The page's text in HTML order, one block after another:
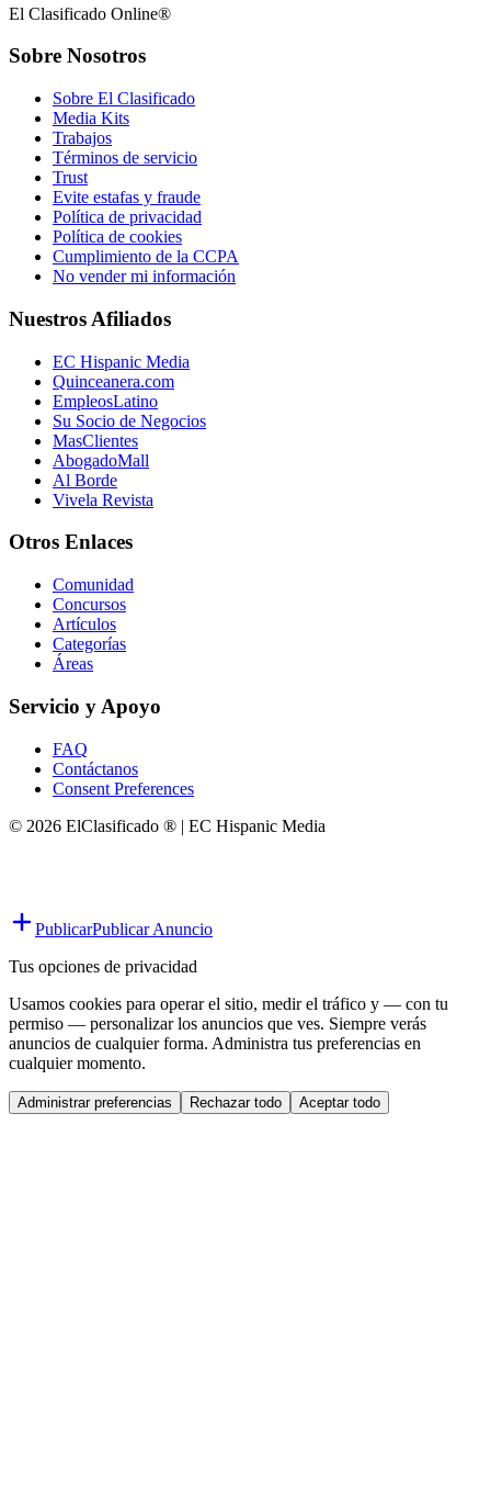
El Clasificado Online®
Sobre Nosotros
Sobre El Clasificado
Media Kits
Trabajos
Términos de servicio
Trust
Evite estafas y fraude
Política de privacidad
Política de cookies
Cumplimiento de la CCPA
No vender mi información
Nuestros Afiliados
EC Hispanic Media
Quinceanera.com
EmpleosLatino
Su Socio de Negocios
MasClientes
AbogadoMall
Al Borde
Vivela Revista
Otros Enlaces
Comunidad
Concursos
Artículos
Categorías
Áreas
Servicio y Apoyo
FAQ
Contáctanos
Consent Preferences
© 2026 ElClasificado ® | EC Hispanic Media
PublicarPublicar Anuncio
Tus opciones de privacidad
Usamos cookies para operar el sitio, medir el tráfico y — con tu
permiso — personalizar los anuncios que ves. Siempre verás
anuncios de cualquier forma. Administra tus preferencias en
cualquier momento.
Administrar preferencias Rechazar todo Aceptar todo